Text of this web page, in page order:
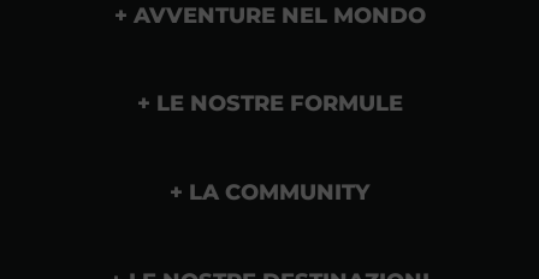
AVVENTURE NEL MONDO
LE NOSTRE FORMULE
LA COMMUNITY